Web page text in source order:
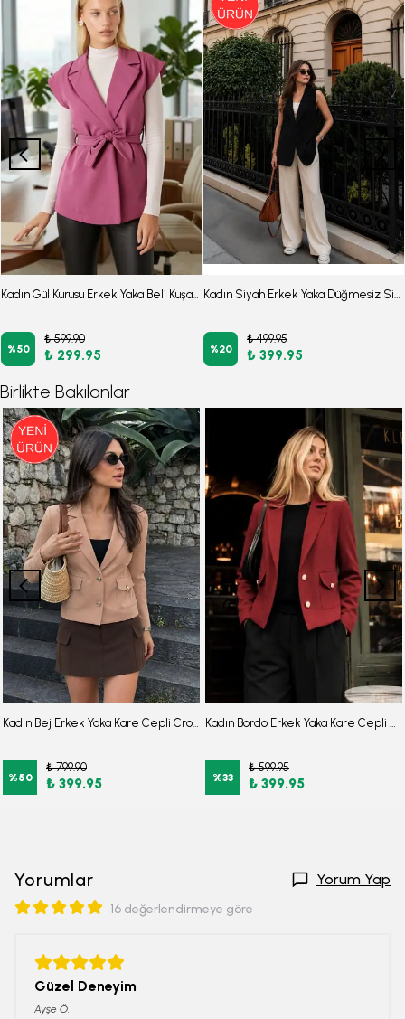
Kadın Gül Kurusu Erkek Yaka Beli Kuşaklı Keten Görünümlü Yelek ARM-25Y001079
%50
₺ 599.90
₺ 299.95
Kadın Siyah Erkek Yaka Düğmesiz Simli File Astarlı Yelek ARM-26Y001085
%20
₺ 499.95
₺ 399.95
Birlikte Bakılanlar
Kadın Bej Erkek Yaka Kare Cepli Crop Ceket ARM-26K001026
%50
₺ 799.90
₺ 399.95
Kadın Bordo Erkek Yaka Kare Cepli Crop Ceket ARM-26K001026
%33
₺ 599.95
₺ 399.95
Yorumlar Yorum Yap
16 değerlendirmeye göre
Güzel Deneyim
Ayşe Ö.